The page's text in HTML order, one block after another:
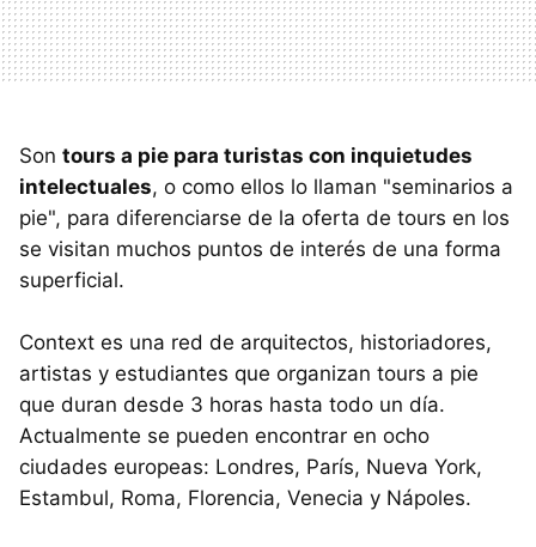
Son tours a pie para turistas con inquietudes
intelectuales, o como ellos lo llaman "seminarios a
pie", para diferenciarse de la oferta de tours en los
se visitan muchos puntos de interés de una forma
superficial.
Context es una red de arquitectos, historiadores,
artistas y estudiantes que organizan tours a pie
que duran desde 3 horas hasta todo un día.
Actualmente se pueden encontrar en ocho
ciudades europeas: Londres, París, Nueva York,
Estambul, Roma, Florencia, Venecia y Nápoles.